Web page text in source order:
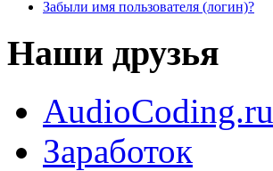
Забыли имя пользователя (логин)?
Наши друзья
AudioCoding.ru
Заработок